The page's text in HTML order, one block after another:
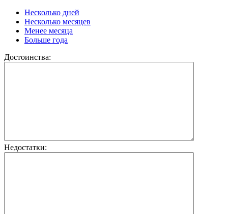
Несколько дней
Несколько месяцев
Менее месяца
Больше года
Достоинства:
Недостатки: